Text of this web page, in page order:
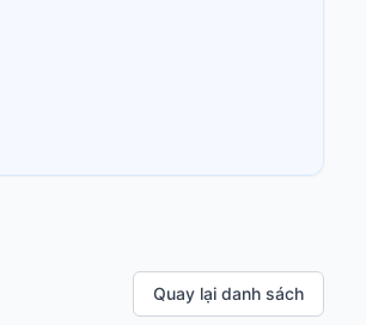
Quay lại danh sách